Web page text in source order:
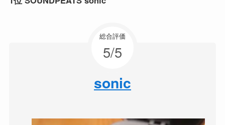
総合評価
5/5
sonic